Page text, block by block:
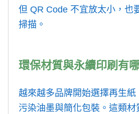
但 QR Code 不宜放太小，也
掃描。
環保材質與永續印刷有
越來越多品牌開始選擇再生
污染油墨與簡化包裝。這類